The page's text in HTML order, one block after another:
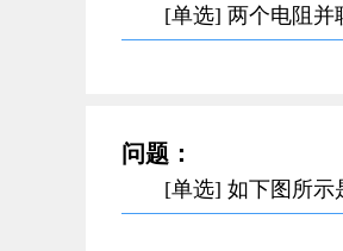
[单选] 两个电阻并
问题：
[单选] 如下图所示